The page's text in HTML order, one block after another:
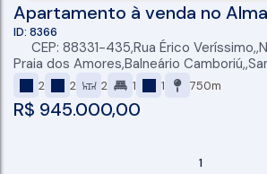
Apartamento à venda no
com 02 quartos, 01 vaga e
Amores, Balneário Camboriú
R$ 945.000,00
8366
CEP: 88331-435,Rua Érico Veríssimo ,
Praia dos Amores,Balneário Camboriú ,
2 2 2 1 1 750m
1